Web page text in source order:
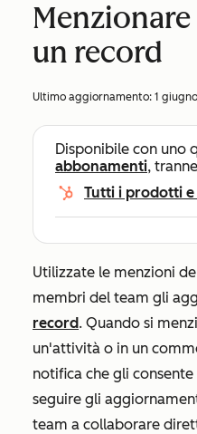
un record
Ultimo aggiornamento: 1
Disponibile con uno
abbonamenti,
Tutti i prodotti e
Utilizzate le menzioni
membri del team gli
record. Quando si
un'attività o in un
notifica che gli
seguire gli
team a collaborare